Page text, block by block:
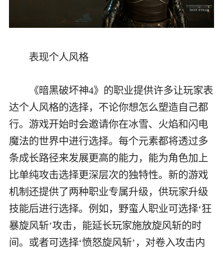
表现个人风格
《暗黑破坏神4》的职业提供许多让玩家表
达个人风格的选择，不论你想怎么塑造自己都
行。游戏开始时会邀请你在冰雪、火焰和闪电
魔法的世界中进行选择。每个元素都将透过多
条成长路径来发展更高的能力，能为角色加上
比单纯攻击选择更深层次的独特性。新的游戏
机制还提供了两种职业专属升级，供玩家升级
技能后进行选择。例如，野蛮人职业可选择‘狂
暴旋风斩’攻击，能延长玩家施放旋风斩的时
间。或者可选择‘愤怒旋风斩’，对卷入攻击内